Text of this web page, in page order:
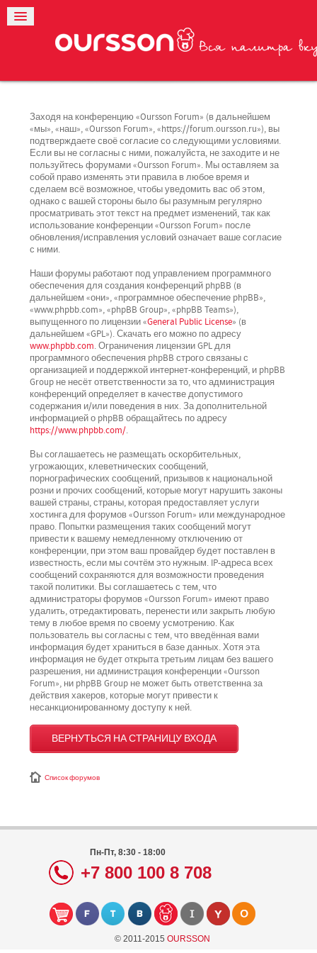
Заходя на конференцию «Oursson Forum» (в дальнейшем
«мы», «наш», «Oursson Forum», «https://forum.oursson.ru»), вы
подтверждаете своё согласие со следующими условиями.
Если вы не согласны с ними, пожалуйста, не заходите и не
пользуйтесь форумами «Oursson Forum». Мы оставляем за
собой право изменять эти правила в любое время и
сделаем всё возможное, чтобы уведомить вас об этом,
однако с вашей стороны было бы разумным регулярно
просматривать этот текст на предмет изменений, так как
использование конференции «Oursson Forum» после
обновления/исправления условий означает ваше согласие
с ними.
Наши форумы работают под управлением программного
обеспечения для создания конференций phpBB (в
дальнейшем «они», «программное обеспечение phpBB»,
«www.phpbb.com», «phpBB Group», «phpBB Teams»),
выпущенного по лицензии «General Public License» (в
дальнейшем «GPL»). Скачать его можно по адресу
www.phpbb.com. Ограничения лицензии GPL для
программного обеспечения phpBB строго связаны с
организацией и поддержкой интернет-конференций, и phpBB
Group не несёт ответственности за то, что администрация
конференций определяет в качестве допустимого
содержания и/или поведения в них. За дополнительной
информацией о phpBB обращайтесь по адресу
https://www.phpbb.com/.
Вы соглашаетесь не размещать оскорбительных,
угрожающих, клеветнических сообщений,
порнографических сообщений, призывов к национальной
розни и прочих сообщений, которые могут нарушить законы
вашей страны, страны, которая предоставляет услуги
хостинга для форумов «Oursson Forum» или международное
право. Попытки размещения таких сообщений могут
привести к вашему немедленному отключению от
конференции, при этом ваш провайдер будет поставлен в
известность, если мы сочтём это нужным. IP-адреса всех
сообщений сохраняются для возможности проведения
такой политики. Вы соглашаетесь с тем, что
администраторы форумов «Oursson Forum» имеют право
удалить, отредактировать, перенести или закрыть любую
тему в любое время по своему усмотрению. Как
пользователь вы согласны с тем, что введённая вами
информация будет храниться в базе данных. Хотя эта
информация не будет открыта третьим лицам без вашего
разрешения, ни администрация конференции «Oursson
Forum», ни phpBB Group не может быть ответственна за
действия хакеров, которые могут привести к
несанкционированному доступу к ней.
ВЕРНУТЬСЯ НА СТРАНИЦУ ВХОДА
Список форумов
Пн-Пт, 8:30 - 18:00
+7 800 100 8 708
© 2011-2015 OURSSON